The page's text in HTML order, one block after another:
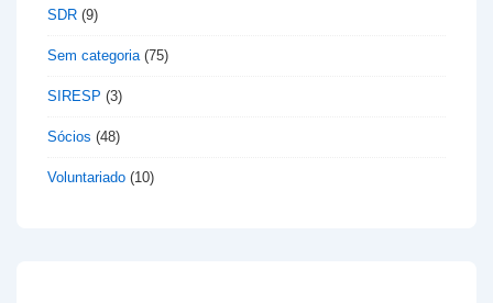
SDR (9)
Sem categoria(75)
SIRESP (3)
Sócios (48)
Voluntariado (10)